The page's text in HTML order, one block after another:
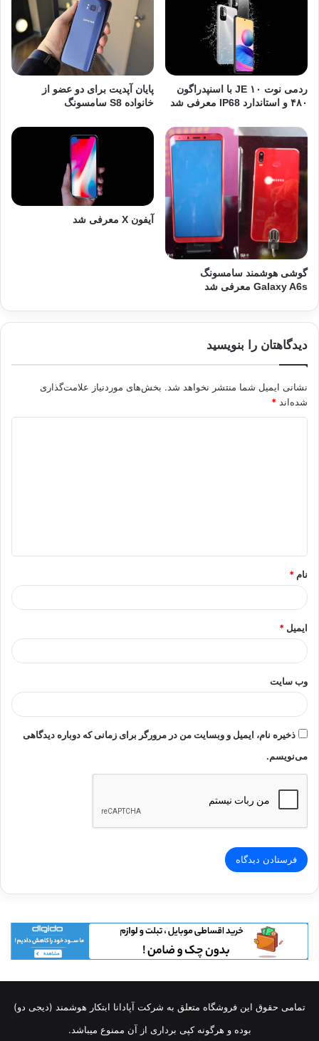
ردمی نوت ۱۰ JE با اسنپدراگون
۴۸۰ و استاندارد IP68 معرفی شد
پایان آپدیت برای دو عضو از
خانواده S8 سامسونگ
گوشی هوشمند سامسونگ
Galaxy A6s معرفی شد
آیفون X معرفی شد
دیدگاهتان را بنویسید
نشانی ایمیل شما منتشر نخواهد شد. بخش‌های موردنیاز علامت‌گذاری
شده‌اند *
*
نام *
ایمیل *
وب‌ سایت
ذخیره نام، ایمیل و وبسایت من در مرورگر برای زمانی که دوباره دیدگاهی
می‌نویسم.
تمامی حقوق این فروشگاه متعلق به شرکت آپادانا ابتکار هوشمند (دیجی دو)
بوده و هرگونه کپی برداری از آن ممنوع میباشد.